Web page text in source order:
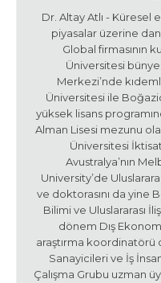
Dr. Altay Atlı - Küresel
piyasalar üzerine
Global firmasının
Üniversitesi
Merkezi’nde
Üniversitesi ile
yüksek lisans
Alman Lisesi mezunu
Üniversitesi
Avustralya’nın
University’de
ve doktorasını da yine
Bilimi ve Uluslararası
dönem Dış
araştırma koordinatörü
Sanayicileri ve İş
Çalışma Grubu uzman